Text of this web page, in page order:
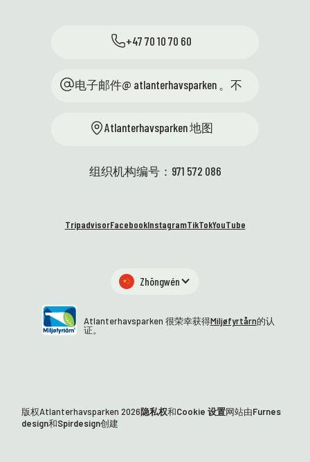
+47 70 10 70 60
电子邮件@ atlanterhavsparken 。不
Atlanterhavsparken 地图
组织机构编号：971 572 086
TripadvisorFacebookInstagramTikTokYouTube
Zhōngwén
Atlanterhavsparken 很荣幸获得Miljøfyrtårn的认
证。
版权Atlanterhavsparken2026隐私权和Cookie 设置网站由Furnes
design和Spirdesign创建